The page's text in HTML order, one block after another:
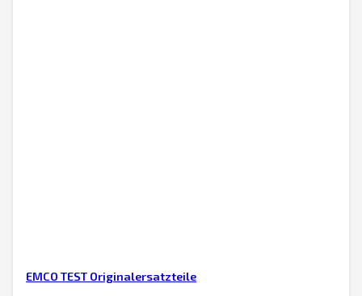
EMCO TEST Originalersatzteile